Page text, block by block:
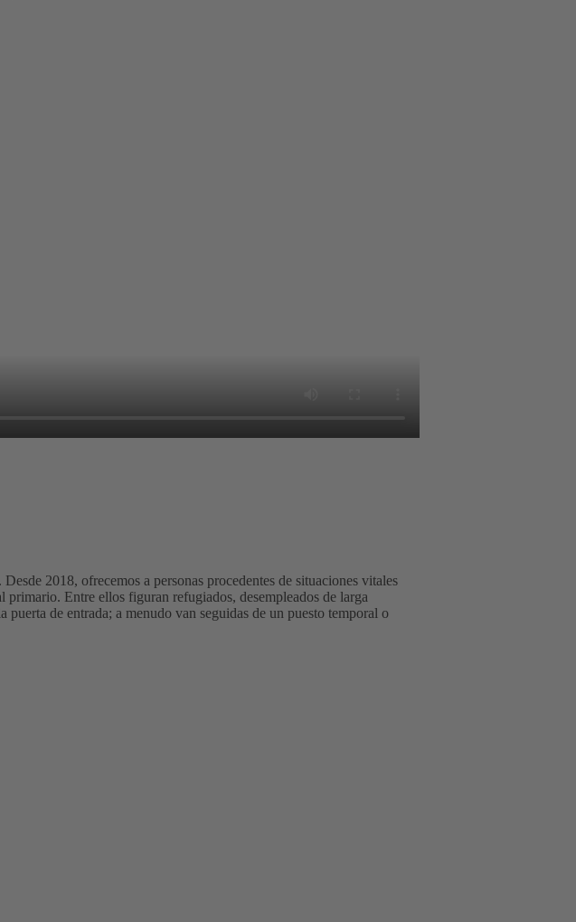
2018, ofrecemos a personas procedentes de situaciones vitales
Entre ellos figuran refugiados, desempleados de larga
de entrada; a menudo van seguidas de un puesto temporal o